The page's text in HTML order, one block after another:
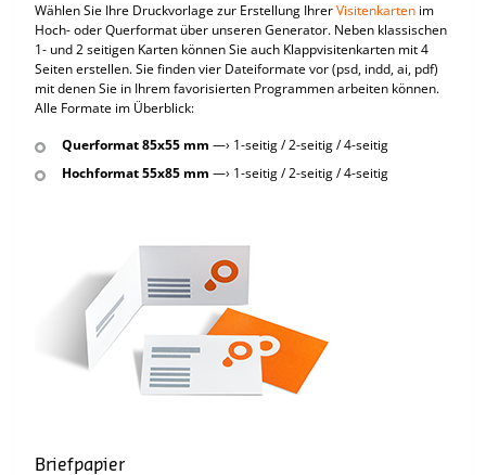
Wählen Sie Ihre Druckvorlage zur Erstellung IhrerVisitenkarten im
Hoch- oder Querformat über unseren Generator. Neben klassischen
1- und 2 seitigen Karten können Sie auch Klappvisitenkarten mit 4
Seiten erstellen. Sie finden vier Dateiformate vor (psd, indd, ai, pdf)
mit denen Sie in Ihrem favorisierten Programmen arbeiten können.
Alle Formate im Überblick:
Querformat 85x55 mm —› 1-seitig / 2-seitig / 4-seitig
Hochformat 55x85 mm —› 1-seitig / 2-seitig / 4-seitig
Briefpapier